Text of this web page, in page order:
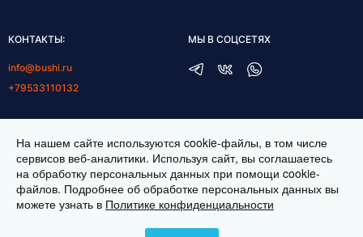
КОНТАКТЫ:
info@bushi.ru
+79533110132
пн-пт 10:00-19:00
сб 11:00-17:00
МЫ В СОЦСЕТЯХ
На нашем сайте используются cookie-файлы, в том числе
сервисов веб-аналитики. Используя сайт, вы соглашаетесь
на обработку персональных данных при помощи cookie-
файлов. Подробнее об обработке персональных данных вы
можете узнать в Политике конфиденциальности